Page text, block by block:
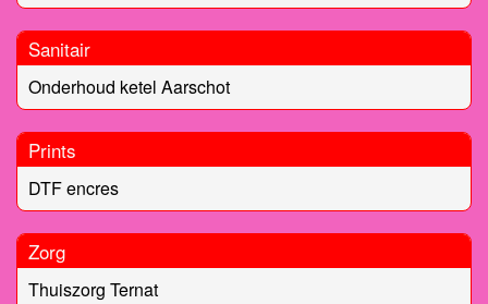
Sanitair
Onderhoud ketel Aarschot
Prints
DTF encres
Zorg
Thuiszorg Ternat